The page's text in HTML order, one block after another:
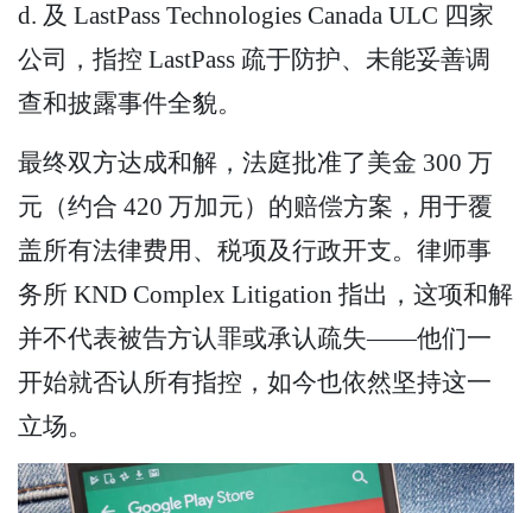
d. 及 LastPass Technologies Canada ULC 四家
公司，指控 LastPass 疏于防护、未能妥善调
查和披露事件全貌。
最终双方达成和解，法庭批准了美金 300 万
元（约合 420 万加元）的赔偿方案，用于覆
盖所有法律费用、税项及行政开支。律师事
务所 KND Complex Litigation 指出，这项和解
并不代表被告方认罪或承认疏失——他们一
开始就否认所有指控，如今也依然坚持这一
立场。